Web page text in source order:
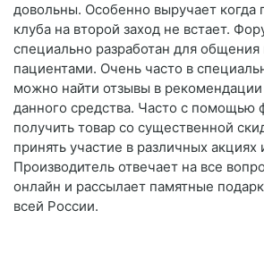
довольны. Особенно выручает когда
клуба на второй заход не встает.
специально разработан для
пациентами. Очень часто в
можно найти отзывы в
данного средства. Часто с помощью
получить товар со существенной
принять участие в различных
Производитель отвечает на все
онлайн и рассылает памятные
всей России.